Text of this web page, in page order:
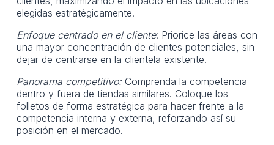
elegidas estratégicamente.
Enfoque centrado en el cliente: Priorice las áreas con
una mayor concentración de clientes potenciales, sin
dejar de centrarse en la clientela existente.
Panorama competitivo: Comprenda la competencia
dentro y fuera de tiendas similares. Coloque los
folletos de forma estratégica para hacer frente a la
competencia interna y externa, reforzando así su
posición en el mercado.